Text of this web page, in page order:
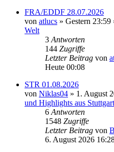
FRA/EDDF 28.07.2026
von atlucs » Gestern 23:59
Welt
3 Antworten
144 Zugriffe
Letzter Beitrag von
Heute 00:08
STR 01.08.2026
von Niklas04 » 1. August
und Highlights aus Stuttgart
6 Antworten
1548 Zugriffe
Letzter Beitrag von
6. August 2026